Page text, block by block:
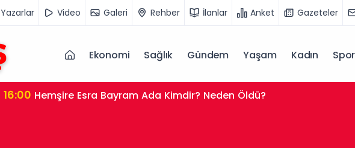
Yazarlar Video Galeri Rehber İlanlar Anket Gazeteler
Ekonomi Sağlık Gündem Yaşam Kadın Spor
16:00 Hemşire Esra Bayram Ada Kimdir? Neden Öldü?